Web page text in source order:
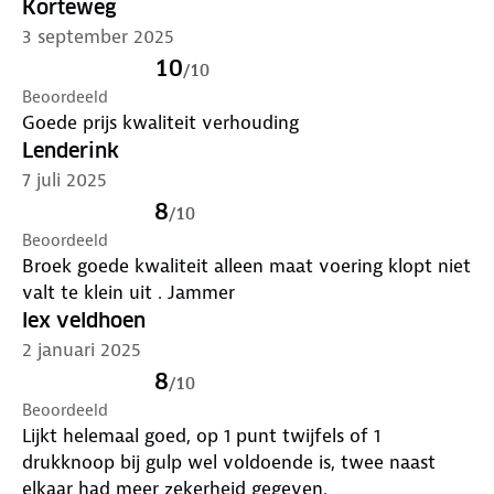
Korteweg
3 september 2025
10/10
Beoordeeld
Goede prijs kwaliteit verhouding
Lenderink
7 juli 2025
8/10
Beoordeeld
Broek goede kwaliteit alleen maat voering klopt niet
valt te klein uit . Jammer
lex veldhoen
2 januari 2025
8/10
Beoordeeld
Lijkt helemaal goed, op 1 punt twijfels of 1
drukknoop bij gulp wel voldoende is, twee naast
elkaar had meer zekerheid gegeven.